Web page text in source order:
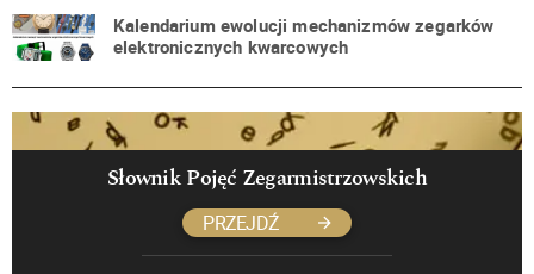
Kalendarium ewolucji mechanizmów zegarków
elektronicznych kwarcowych
Słownik Pojęć Zegarmistrzowskich
PRZEJDŹ